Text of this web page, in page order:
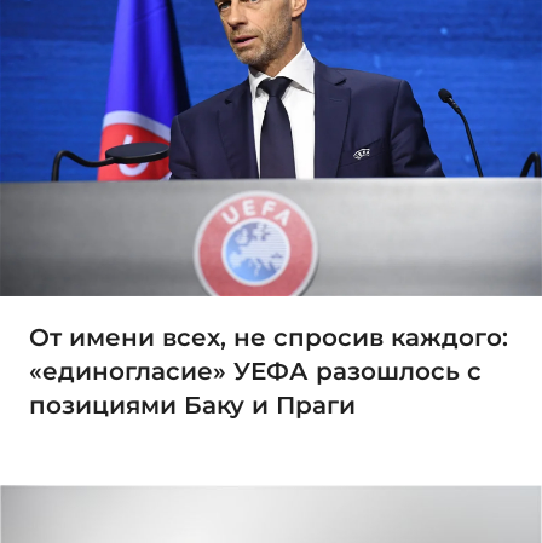
От имени всех, не спросив каждого:
«единогласие» УЕФА разошлось с
позициями Баку и Праги